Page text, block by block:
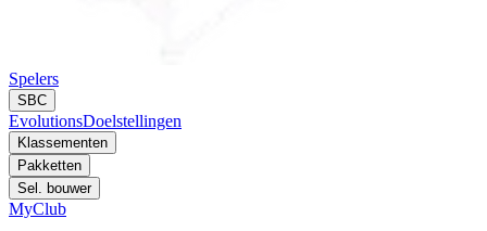
Spelers
SBC
EvolutionsDoelstellingen
Klassementen
Pakketten
Sel. bouwer
MyClub